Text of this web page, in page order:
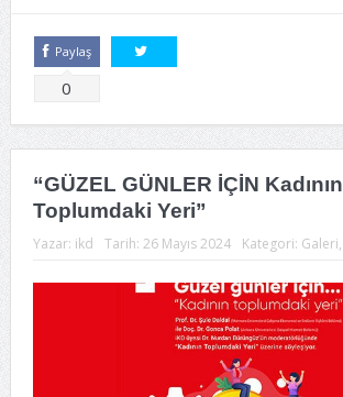
Paylaş
0
“GÜZEL GÜNLER İÇİN Kadının
Toplumdaki Yeri”
Yazar: ikd Tarih: 26 Mayıs 2024 Kategori: Galeri,